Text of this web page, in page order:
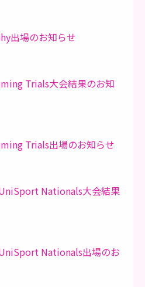
出場のお知らせ
Trials大会結果のお知
Trials出場のお知らせ
Nationals大会結果
Nationals出場のお